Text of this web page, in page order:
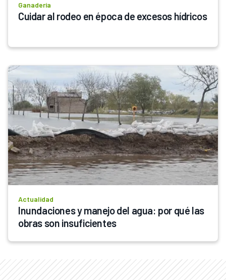
Ganadería
Cuidar al rodeo en época de excesos hídricos
Actualidad
Inundaciones y manejo del agua: por qué las
obras son insuficientes